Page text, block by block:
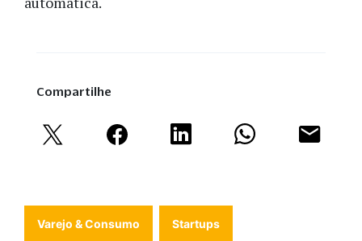
Compartilhe
Varejo & Consumo Startups